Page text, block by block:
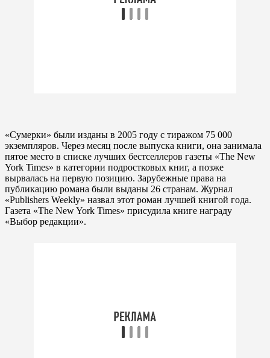
«Сумерки» были изданы в 2005 году с тиражом 75 000
экземпляров. Через месяц после выпуска книги, она занимала
пятое место в списке лучших бестселлеров газеты «The New
York Times» в категории подростковых книг, а позже
вырвалась на первую позицию. Зарубежные права на
публикацию романа были выданы 26 странам. Журнал
«Publishers Weekly» назвал этот роман лучшей книгой года.
Газета «The New York Times» присудила книге награду
«Выбор редакции».